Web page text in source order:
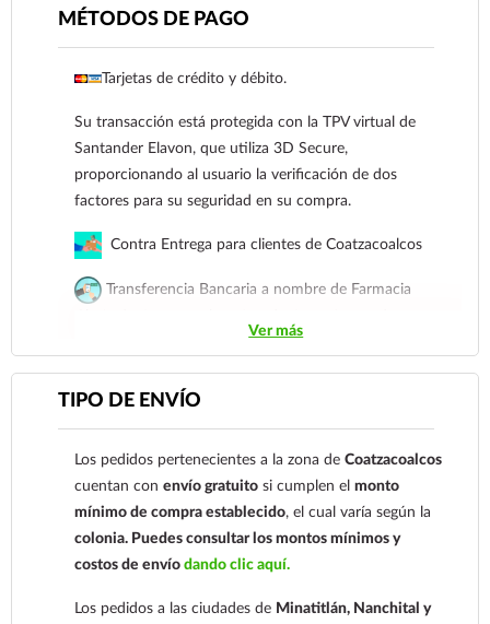
cuenta: Clave: 014854655008143954
su comprobante de pago a al siguiente correo
MÉTODOS DE PAGO
Tarjetas de crédito y débito.
Su transacción está protegida con la TPV virtual de
Santander Elavon, que utiliza 3D Secure,
proporcionando al usuario la verificación de dos
factores para su seguridad en su compra.
Contra Entrega para clientes de Coatzacoalcos
Transferencia Bancaria a nombre de Farmacia
cuenta: Clave: 014854655008143954
Para esta forma de pago el cliente deberá enviar su
comprobante de pago a al siguiente correo
nuestro
921 261 8491
Ver más
TIPO DE ENVÍO
Los pedidos pertenecientes a la zona deCoatzacoalcos
cuentan conenvío gratuito si cumplen elmonto
mínimo de compra establecido, el cual varía según la
colonia. Puedes consultar los montos mínimos y
costos de envíodando clic aquí.
Los pedidos a las ciudades de Minatitlán, Nanchital y